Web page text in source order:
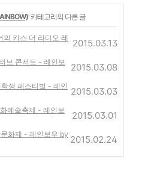
' 카테고리의 다른 글
키스 더 라디오 레 2015.03.13
브 콘서트 - 레인보
2015.03.08
생 페스티벌 - 레인 2015.03.03
예술축제 - 레인보
2015.03.01
화제 - 레인보우 by 2015.02.24